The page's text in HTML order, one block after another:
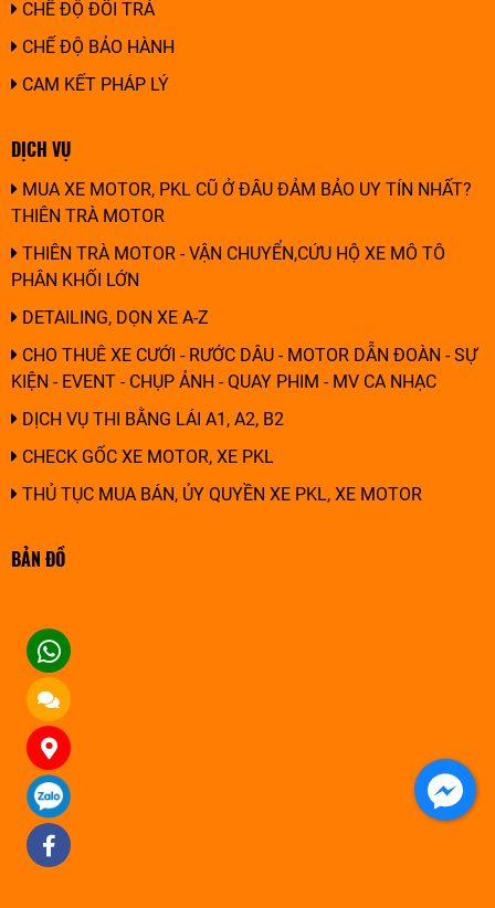
CHẾ ĐỘ ĐỔI TRẢ
CHẾ ĐỘ BẢO HÀNH
CAM KẾT PHÁP LÝ
DỊCH VỤ
MUA XE MOTOR, PKL CŨ Ở ĐÂU ĐẢM BẢO UY TÍN NHẤT?
THIÊN TRÀ MOTOR
THIÊN TRÀ MOTOR - VẬN CHUYỂN,CỨU HỘ XE MÔ TÔ
PHÂN KHỐI LỚN
DETAILING, DỌN XE A-Z
CHO THUÊ XE CƯỚI - RƯỚC DÂU - MOTOR DẪN ĐOÀN - SỰ
KIỆN - EVENT - CHỤP ẢNH - QUAY PHIM - MV CA NHẠC
DỊCH VỤ THI BẰNG LÁI A1, A2, B2
CHECK GỐC XE MOTOR, XE PKL
THỦ TỤC MUA BÁN, ỦY QUYỀN XE PKL, XE MOTOR
BẢN ĐỒ